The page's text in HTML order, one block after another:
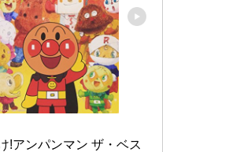
!アンパンマン ザ・ベス